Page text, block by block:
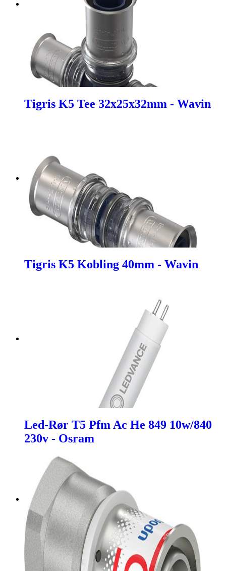
Tigris K5 Tee 32x25x32mm - Wavin
Tigris K5 Kobling 40mm - Wavin
Led-Rør T5 Pfm Ac He 849 10w/840
230v - Osram